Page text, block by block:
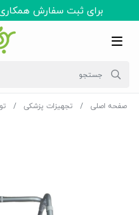
برای ثبت سفارش
صفحه اصلی تجهیزات پزشکی